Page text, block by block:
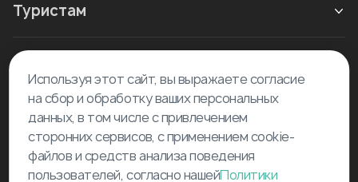
Туристам
Новое в блоге
Используя этот сайт, вы выражаете согласие
на сбор и обработку ваших персональных
данных, в том числе с привлечением
сторонних сервисов, с применением cookie-
файлов и средств анализа поведения
пользователей, согласно нашейПолитики